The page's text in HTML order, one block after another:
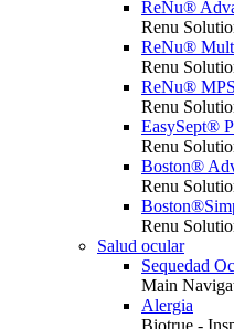
ReNu®
Renu
ReNu®
Renu
ReNu® MPS
Renu
EasySept®
Renu
Boston®
Renu
Renu
Salud ocular
Sequedad
Main
Alergia
Biotrue -